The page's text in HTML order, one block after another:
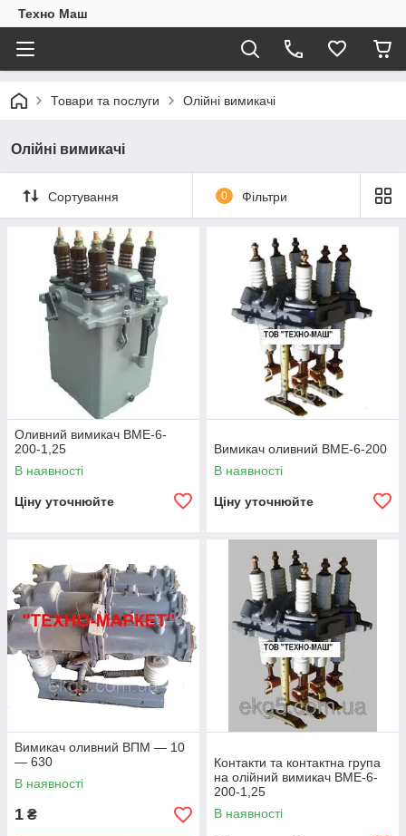
Техно Маш
Товари та послуги Олійні вимикачі
Олійні вимикачі
Сортування 0 Фільтри
Оливний вимикач ВМЕ-6-
200-1,25
В наявності
Ціну уточнюйте
Вимикач оливний ВМЕ-6-200
В наявності
Ціну уточнюйте
Вимикач оливний ВПМ — 10
— 630
В наявності
1 ₴
Контакти та контактна група
на олійний вимикач ВМЕ-6-
200-1,25
В наявності